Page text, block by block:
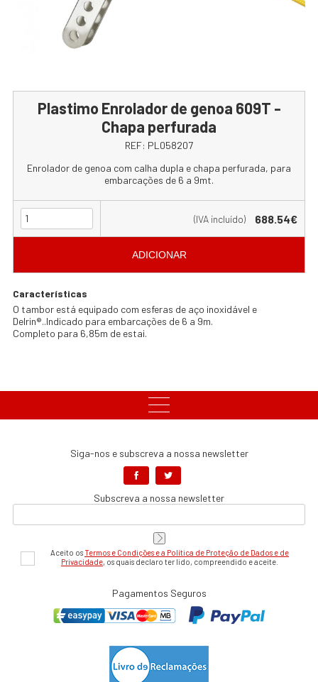
Plastimo Enrolador de genoa 609T -
Chapa perfurada
REF: PL058207
Enrolador de genoa com calha dupla e chapa perfurada, para
embarcações de 6 a 9mt.
(IVA incluído) 688.54€
ADICIONAR
Características
O tambor está equipado com esferas de aço inoxidável e
Delrin®..Indicado para embarcações de 6 a 9m.
Completo para 6,85m de estai.
Siga-nos e subscreva a nossa newsletter
Subscreva a nossa newsletter
Aceito osTermos e Condições e a Política de Proteção de Dados e de
Privacidade, os quais declaro ter lido, compreendido e aceite.
Pagamentos Seguros